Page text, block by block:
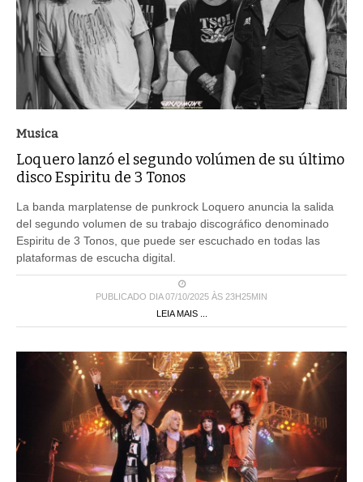
Musica
Loquero lanzó el segundo volúmen de su último
disco Espiritu de 3 Tonos
La banda marplatense de punkrock Loquero anuncia la salida
del segundo volumen de su trabajo discográfico denominado
Espiritu de 3 Tonos, que puede ser escuchado en todas las
plataformas de escucha digital.
PUBLICADO DIA 07/10/2025 ÀS 23H25MIN
LEIA MAIS ...